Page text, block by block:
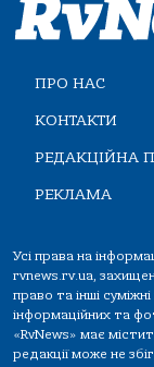
ПРО НАС
КОНТАКТИ
РЕДАКЦІЙНА
РЕКЛАМА
Усі права на
rvnews.rv.ua,
право та інші
інформаційних та
«RvNews» має
редакції може не